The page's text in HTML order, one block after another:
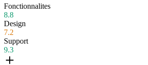
Fonctionnalites
8.8
Design
7.2
Support
9.3